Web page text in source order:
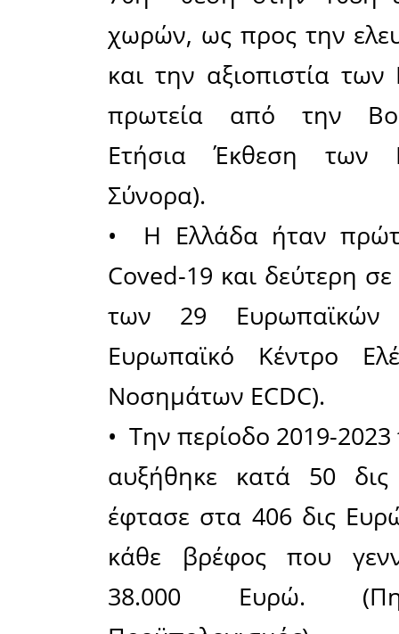
Ένας
θέλησε
ότι
που
να μην